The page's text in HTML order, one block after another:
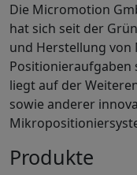
Die Micromotion
hat sich seit der
und Herstellung
Positionieraufgaben
liegt auf der
sowie anderer
Produkte